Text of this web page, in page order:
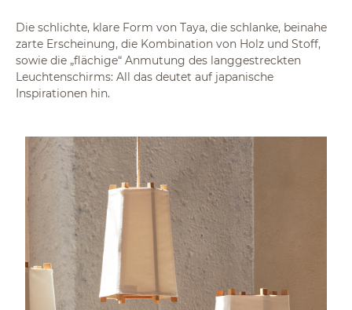
Die schlichte, klare Form von Taya, die schlanke, beinahe
zarte Erscheinung, die Kombination von Holz und Stoff,
sowie die „flächige“ Anmutung des langgestreckten
Leuchtenschirms: All das deutet auf japanische
Inspirationen hin.